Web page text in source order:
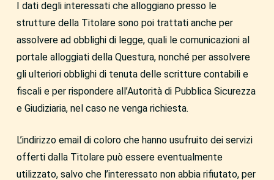
I dati degli interessati che alloggiano presso le
strutture della Titolare sono poi trattati anche per
assolvere ad obblighi di legge, quali le comunicazioni al
portale alloggiati della Questura, nonché per assolvere
gli ulteriori obblighi di tenuta delle scritture contabili e
fiscali e per rispondere all’Autorità di Pubblica Sicurezza
e Giudiziaria, nel caso ne venga richiesta.
L’indirizzo email di coloro che hanno usufruito dei servizi
offerti dalla Titolare può essere eventualmente
utilizzato, salvo che l’interessato non abbia rifiutato, per